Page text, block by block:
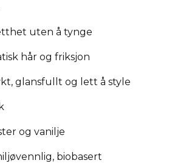
uten å tynge
hår og friksjon
glansfullt og lett å style
og vanilje
biobasert